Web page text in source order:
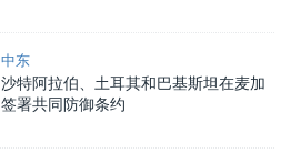
中东
沙特阿拉伯、土耳其和巴基斯坦在麦加
签署共同防御条约